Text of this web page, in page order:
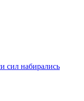
сил набирались